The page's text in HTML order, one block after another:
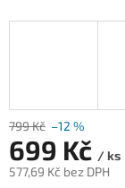
799 Kč –12 %
699 Kč / ks
577,69 Kč bez DPH